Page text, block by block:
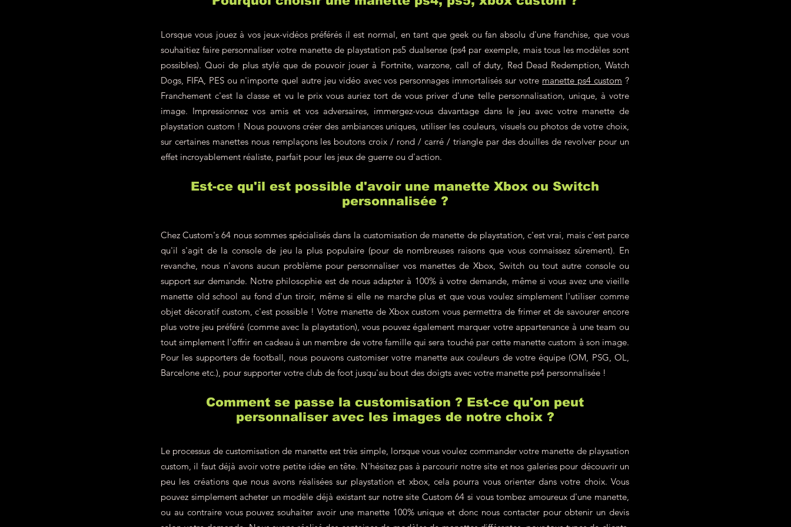
Lorsque vous jouez à vos jeux-vidéos préférés il est normal, en tant que geek ou fan absolu d'une franchise, que vous
souhaitiez faire personnaliser votre manette de playstation ps5 dualsense (ps4 par exemple, mais tous les modèles sont
possibles). Quoi de plus stylé que de pouvoir jouer à Fortnite, warzone, call of duty, Red Dead Redemption, Watch
Dogs, FIFA, PES ou n'importe quel autre jeu vidéo avec vos personnages immortalisés sur votre manette ps4 custom ?
Franchement c'est la classe et vu le prix vous auriez tort de vous priver d'une telle personnalisation, unique, à votre
image. Impressionnez vos amis et vos adversaires, immergez-vous davantage dans le jeu avec votre manette de
playstation custom ! Nous pouvons créer des ambiances uniques, utiliser les couleurs, visuels ou photos de votre choix,
sur certaines manettes nous remplaçons les boutons croix / rond / carré / triangle par des douilles de revolver pour un
effet incroyablement réaliste, parfait pour les jeux de guerre ou d'action.
Est-ce qu'il est possible d'avoir une manette Xbox ou Switch
personnalisée ?
Chez Custom's 64 nous sommes spécialisés dans la customisation de manette de playstation, c'est vrai, mais c'est parce
qu'il s'agit de la console de jeu la plus populaire (pour de nombreuses raisons que vous connaissez sûrement). En
revanche, nous n'avons aucun problème pour personnaliser vos manettes de Xbox, Switch ou tout autre console ou
support sur demande. Notre philosophie est de nous adapter à 100% à votre demande, même si vous avez une vieille
manette old school au fond d'un tiroir, même si elle ne marche plus et que vous voulez simplement l'utiliser comme
objet décoratif custom, c'est possible ! Votre manette de Xbox custom vous permettra de frimer et de savourer encore
plus votre jeu préféré (comme avec la playstation), vous pouvez également marquer votre appartenance à une team ou
tout simplement l'offrir en cadeau à un membre de votre famille qui sera touché par cette manette custom à son image.
Pour les supporters de football, nous pouvons customiser votre manette aux couleurs de votre équipe (OM, PSG, OL,
Barcelone etc.), pour supporter votre club de foot jusqu'au bout des doigts avec votre manette ps4 personnalisée !
Comment se passe la customisation ? Est-ce qu'on peut
personnaliser avec les images de notre choix ?
Le processus de customisation de manette est très simple, lorsque vous voulez commander votre manette de playsation
custom, il faut déjà avoir votre petite idée en tête. N'hésitez pas à parcourir notre site et nos galeries pour découvrir un
peu les créations que nous avons réalisées sur playstation et xbox, cela pourra vous orienter dans votre choix. Vous
pouvez simplement acheter un modèle déjà existant sur notre site Custom 64 si vous tombez amoureux d'une manette,
ou au contraire vous pouvez souhaiter avoir une manette 100% unique et donc nous contacter pour obtenir un devis